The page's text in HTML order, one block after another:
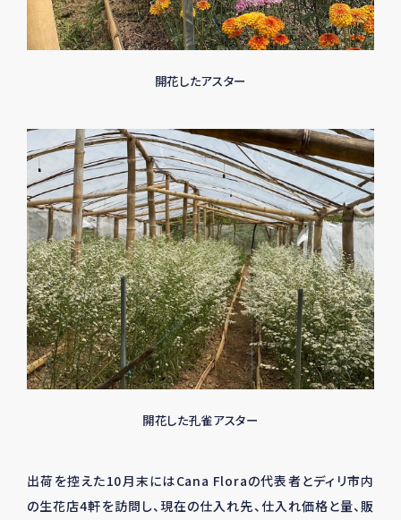
開花したアスター
開花した孔雀アスター
出荷を控えた10月末にはCana Floraの代表者とディリ市内
の生花店4軒を訪問し、現在の仕入れ先、仕入れ価格と量、販